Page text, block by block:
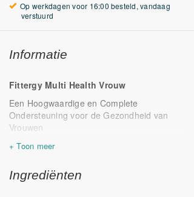
Op werkdagen voor 16:00 besteld, vandaag
verstuurd
Informatie
Fittergy Multi Health Vrouw
Een Hoogwaardige en Complete
Ondersteuning voor de Gezondheid van
Vrouwen
hoogwaardige formule, speciaal
ondersteunen. De formule bevat zorgvuldig
Ingrediënten